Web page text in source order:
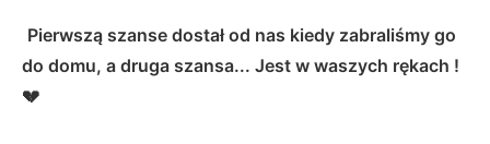
Pierwszą szanse dostał od nas kiedy zabraliśmy go
do domu, a druga szansa... Jest w waszych rękach !
💔